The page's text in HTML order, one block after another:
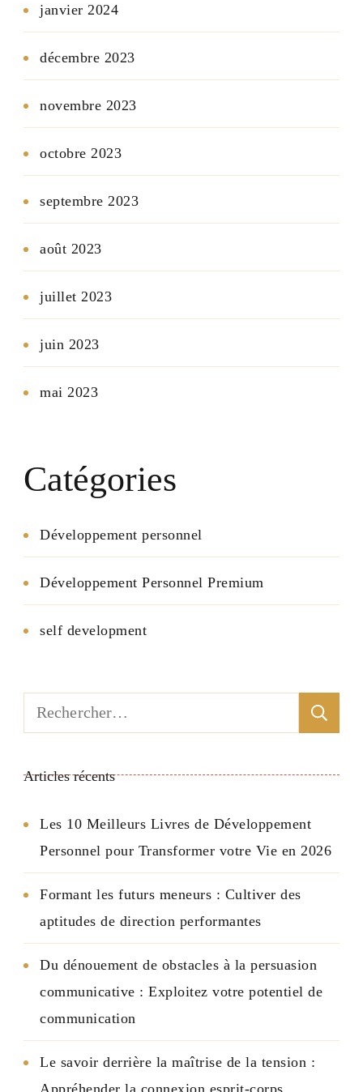
janvier 2024
décembre 2023
novembre 2023
octobre 2023
septembre 2023
août 2023
juillet 2023
juin 2023
mai 2023
Catégories
Développement personnel
Développement Personnel Premium
self development
Rechercher :
Articles récents
Les 10 Meilleurs Livres de Développement
Personnel pour Transformer votre Vie en 2026
Formant les futurs meneurs : Cultiver des
aptitudes de direction performantes
Du dénouement de obstacles à la persuasion
communicative : Exploitez votre potentiel de
communication
Le savoir derrière la maîtrise de la tension :
Appréhender la connexion esprit-corps